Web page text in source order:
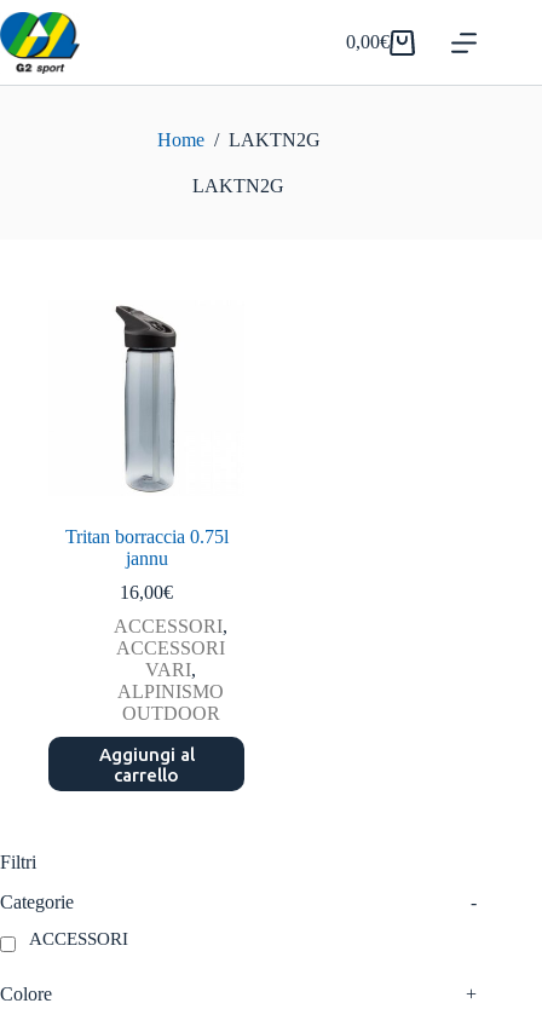
Salta
al
contenuto
Carrello
0,00€
Home / LAKTN2G
LAKTN2G
Tritan borraccia 0.75l
jannu
16,00€
ACCESSORI,
ACCESSORI
VARI,
ALPINISMO
OUTDOOR
Aggiungi al
carrello
Filtri
Categorie
-
ACCESSORI
Colore +